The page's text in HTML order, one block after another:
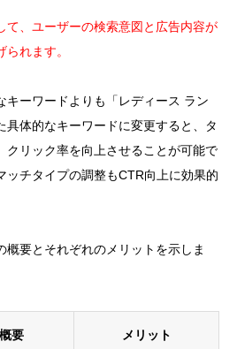
て、ユーザーの検索意図と広告内容が
れます。
キーワードよりも「レディース ラン
具体的なキーワードに変更すると、タ
クリック率を向上させることが可能で
ッチタイプの調整もCTR向上に効果的
概要とそれぞれのメリットを示しま
概要 メリット